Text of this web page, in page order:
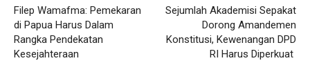
Filep Wamafma: Pemekaran
di Papua Harus Dalam
Rangka Pendekatan
Kesejahteraan
Sejumlah Akademisi Sepakat
Dorong Amandemen
Konstitusi, Kewenangan DPD
RI Harus Diperkuat